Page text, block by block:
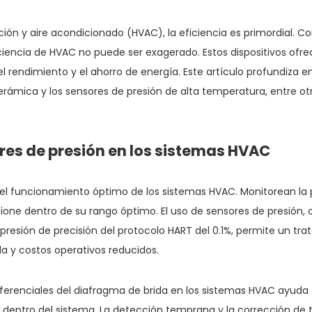
y aire acondicionado (HVAC), la eficiencia es primordial.
de HVAC no puede ser exagerado. Estos dispositivos
rendimiento y el ahorro de energía. Este artículo profundiza
y los sensores de presión de alta temperatura, entre
de presión en los sistemas HVAC
funcionamiento óptimo de los sistemas HVAC. Monitorean
dentro de su rango óptimo. El uso de sensores de
de precisión del protocolo HART del 0.1%, permite un
y costos operativos reducidos.
del diafragma de brida en los sistemas HVAC